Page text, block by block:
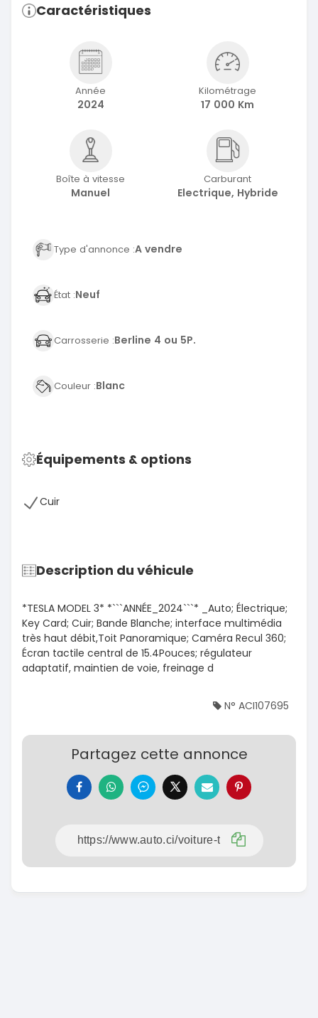
Caractéristiques
Année
2024
Kilométrage
17 000 Km
Boîte à vitesse
Manuel
Carburant
Electrique, Hybride
Type d'annonce :A vendre
État :Neuf
Carrosserie :Berline 4 ou 5P.
Couleur :Blanc
Équipements & options
Cuir
Description du véhicule
*TESLA MODEL 3* *```ANNÉE_2024```* _Auto; Électrique;
Key Card; Cuir; Bande Blanche; interface multimédia
très haut débit,Toit Panoramique; Caméra Recul 360;
Écran tactile central de 15.4Pouces; régulateur
adaptatif, maintien de voie, freinage d
N° ACI107695
Partagez cette annonce